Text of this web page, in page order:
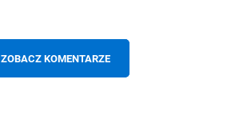
ZOBACZ KOMENTARZE